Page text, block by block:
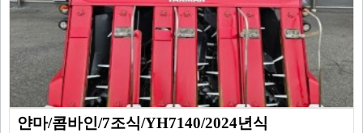
얀마/콤바인/7조식/YH7140/2024년식